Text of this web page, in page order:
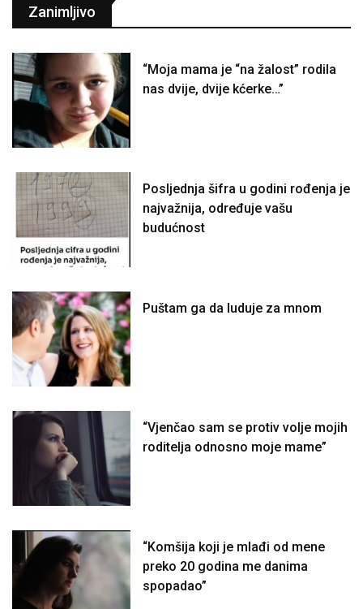
Zanimljivo
“Moja mama je “na žalost” rodila
nas dvije, dvije kćerke…”
Posljednja šifra u godini rođenja je
najvažnija, određuje vašu
budućnost
Puštam ga da luduje za mnom
“Vjenčao sam se protiv volje mojih
roditelja odnosno moje mame”
“Komšija koji je mlađi od mene
preko 20 godina me danima
spopadao”